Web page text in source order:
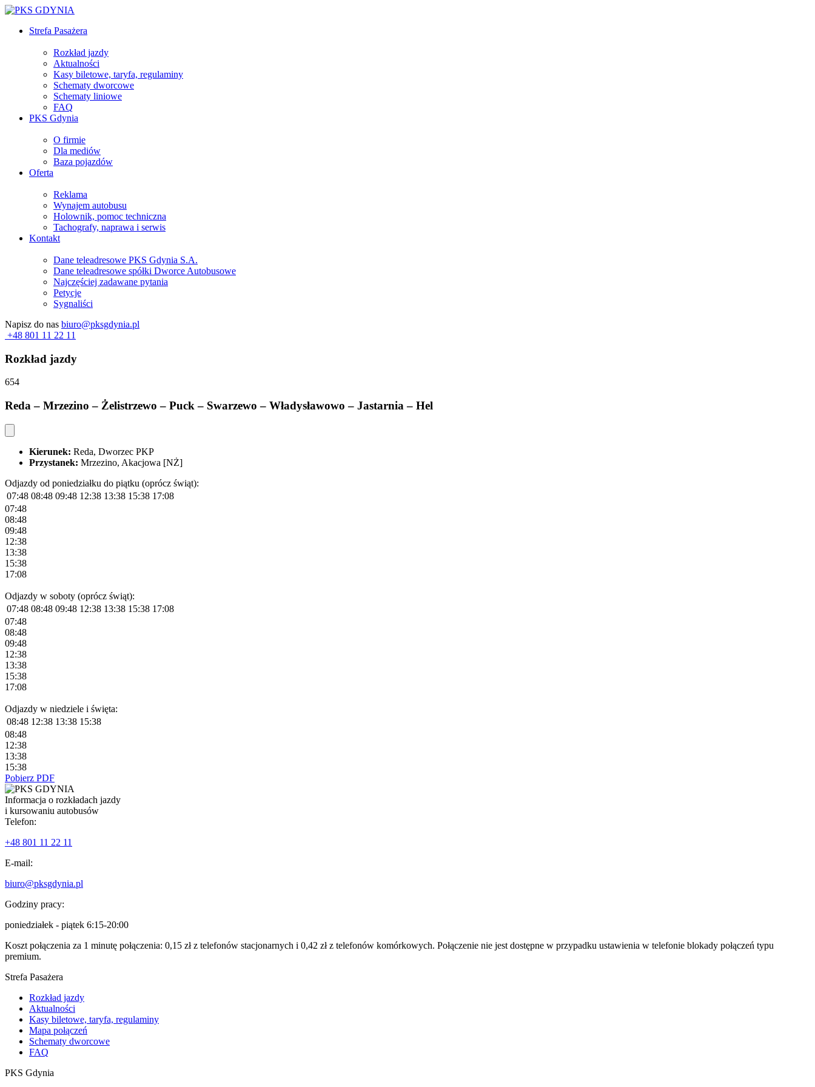
Strefa Pasażera
Rozkład jazdy
Aktualności
Kasy biletowe, taryfa, regulaminy
Schematy dworcowe
Schematy liniowe
FAQ
PKS Gdynia
O firmie
Dla mediów
Baza pojazdów
Oferta
Reklama
Wynajem autobusu
Holownik, pomoc techniczna
Tachografy, naprawa i serwis
Kontakt
Dane teleadresowe PKS Gdynia S.A.
Dane teleadresowe spółki Dworce Autobusowe
Najczęściej zadawane pytania
Petycje
Sygnaliści
Napisz do nas biuro@pksgdynia.pl
+48 801 11 22 11
Rozkład jazdy
654
Reda – Mrzezino – Żelistrzewo – Puck – Swarzewo – Władysławowo – Jastarnia – Hel
Kierunek: Reda, Dworzec PKP
Przystanek: Mrzezino, Akacjowa [NŻ]
Odjazdy od poniedziałku do piątku (oprócz świąt):
07:48 08:48 09:48 12:38 13:38 15:38 17:08
07:48
08:48
09:48
12:38
13:38
15:38
17:08
Odjazdy w soboty (oprócz świąt):
07:48 08:48 09:48 12:38 13:38 15:38 17:08
07:48
08:48
09:48
12:38
13:38
15:38
17:08
Odjazdy w niedziele i święta:
08:48 12:38 13:38 15:38
08:48
12:38
13:38
15:38
Pobierz PDF
Informacja o rozkładach jazdy
i kursowaniu autobusów
Telefon:
+48 801 11 22 11
E-mail:
biuro@pksgdynia.pl
Godziny pracy:
poniedziałek - piątek 6:15-20:00
Koszt połączenia za 1 minutę połączenia: 0,15 zł z telefonów stacjonarnych i 0,42 zł z telefonów komórkowych. Połączenie nie jest dostępne w przypadku ustawienia w telefonie blokady połączeń typu
premium.
Strefa Pasażera
Rozkład jazdy
Aktualności
Kasy biletowe, taryfa, regulaminy
Mapa połączeń
Schematy dworcowe
FAQ
PKS Gdynia